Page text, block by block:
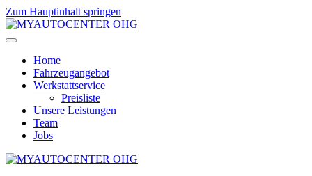
Zum Hauptinhalt springen
Home
Fahrzeugangebot
Werkstattservice
Preisliste
Unsere Leistungen
Team
Jobs